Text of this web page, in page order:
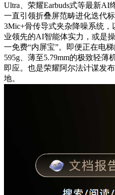
Ultra、荣耀Earbuds式等最新AI
一直引领折叠屏范畴进化迭代
3Mic+骨传导式夹杂降噪系统
业领先的AI智能体实力，或是
一免费“内屏宝”。即便正在电
595g、薄至5.79mm的极致轻
即应。也是荣耀阿尔法计谋发
地。